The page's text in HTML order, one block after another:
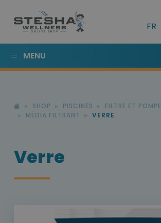
FR
MENU
SHOP PISCINES
FILTRE ET POMPE
MÉDIA FILTRANT
VERRE
Verre